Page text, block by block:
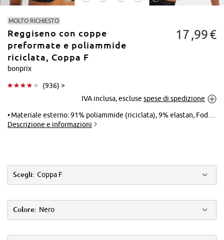
MOLTO RICHIESTO
Reggiseno con coppe
preformate e poliammide
riciclata, Coppa F
bonprix
(936) >
17 99€
IVA inclusa, escluse spese di spedizione
Materiale esterno: 91% poliammide (riciclata), 9% elastan, Fodera: 83% poliammide, 17% elastan, Pizzo: 88% poliammide, 12% elastan
Descrizione e informazioni
Scegli: Coppa F
Colore: Nero